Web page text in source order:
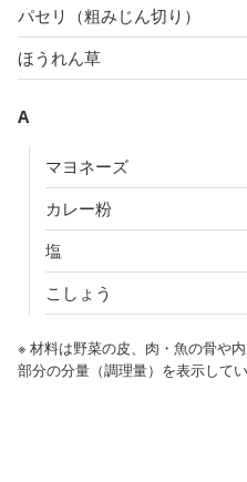
パセリ（粗みじん切り）
ほうれん草
A
マヨネーズ
カレー粉
塩
こしょう
※ 材料は野菜の皮、肉・魚の骨や
部分の分量（調理量）を表示してい